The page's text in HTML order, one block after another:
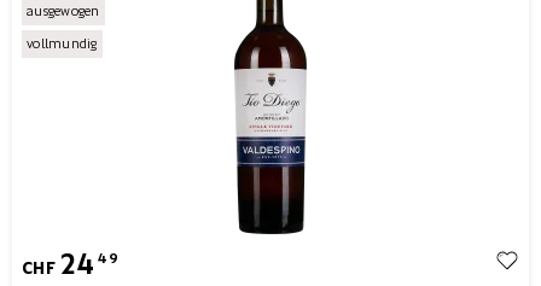
ausgewogen
vollmundig
CHF 24 49